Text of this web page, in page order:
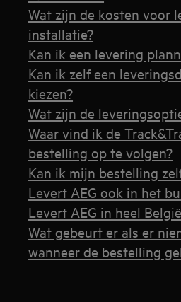
Wat zijn de kosten voor
installatie?
Kan ik een levering
Kan ik zelf een
kiezen?
Wat zijn de
Waar vind ik de
bestelling op te volgen?
Kan ik mijn bestelling
Levert AEG ook in het
Levert AEG in heel
Wat gebeurt er als er
wanneer de bestelling